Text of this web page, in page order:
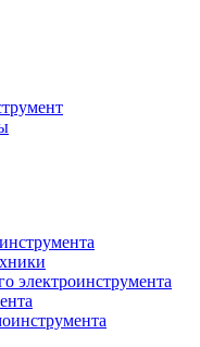
электроинструмента